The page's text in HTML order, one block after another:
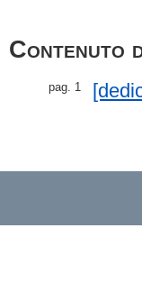
Contenuto
pag. 1